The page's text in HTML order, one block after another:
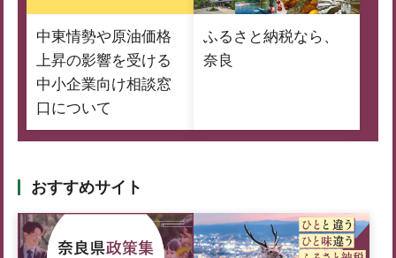
中東情勢や原油価格
上昇の影響を受ける
中小企業向け相談窓
口について
ふるさと納税なら、
奈良
おすすめサイト